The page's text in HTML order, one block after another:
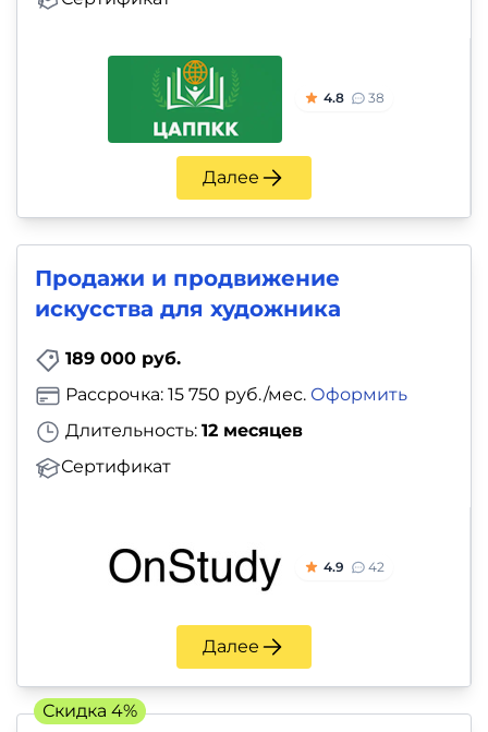
4.8 38
Далее
Продажи и продвижение
искусства для художника
189 000 руб.
Длительность: 12 месяцев
Сертификат
Рассрочка: 15 750 руб./мес. Оформить
4.9 42
Далее
Скидка 4%